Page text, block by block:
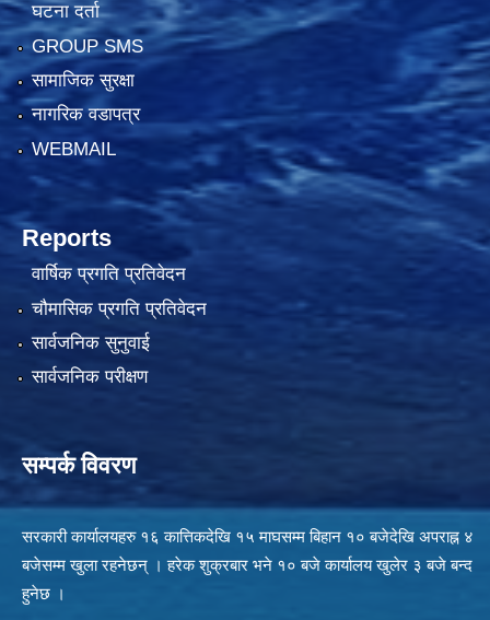
घटना दर्ता
GROUP SMS
सामाजिक सुरक्षा
नागरिक वडापत्र
WEBMAIL
Reports
वार्षिक प्रगति प्रतिवेदन
चौमासिक प्रगति प्रतिवेदन
सार्वजनिक सुनुवाई
सार्वजनिक परीक्षण
सम्पर्क विवरण
सरकारी कार्यालयहरु १६ कात्तिकदेखि १५ माघसम्म बिहान १० बजेदेखि अपराह्न ४
बजेसम्म खुला रहनेछन् । हरेक शुक्रबार भने १० बजे कार्यालय खुलेर ३ बजे बन्द
हुनेछ ।